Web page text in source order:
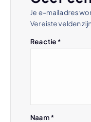
Je e-mailadres
Vereiste velden
Reactie *
Naam*